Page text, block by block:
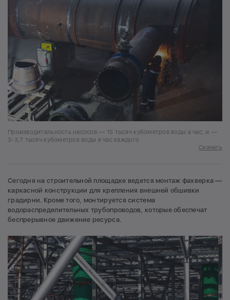
Производительность насосов — 15 тысяч кубометров воды в час, и —
3-3,7 тысяч кубометров воды в час каждого
Скачать
Сегодня на строительной площадке ведется монтаж фахверка —
каркасной конструкции для крепления внешней обшивки
градирни. Кроме того, монтируется система
водораспределительных трубопроводов, которые обеспечат
беспрерывное движение ресурса.